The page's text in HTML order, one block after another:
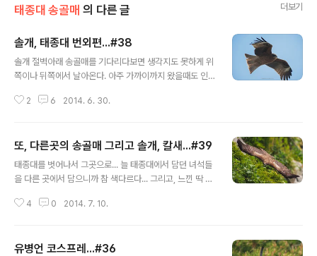
태종대 송골매 의 다른 글 더보기
솔개, 태종대 번외편...#38
솔개 절벽아래 송골매를 기다리다보면 생각지도 못하게 위
쪽이나 뒤쪽에서 날아온다. 아주 가까이까지 왔을때도 인
더 담아보았는데... 태종대표 솔개가 가장 못난듯하다...ㅋ
toodur2 All pictures cannot be copied without p
ermission.
2 6 2014. 6. 30.
또, 다른곳의 송골매 그리고 솔개, 칼새...#39
태종대를 벗어나서 그곳으로... 늘 태종대에서 담던 녀석들
을 다른 곳에서 담으니까 참 색다르다... 그리고, 느낀 딱 한
한 하루 I LOVE 태종대 내년에 또 찍을지 모르지만... 볼 수
도움을 주신 태종대 신선분들께 감사의 인사를 드립니다...
4 0 2014. 7. 10.
유병언 코스프레...#36